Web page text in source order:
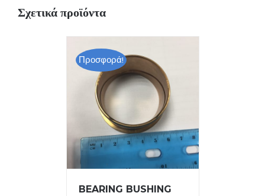
Σχετικά προϊόντα
Προσφορά!
BEARING BUSHING